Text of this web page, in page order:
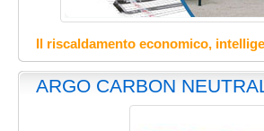
Il riscaldamento economico,
ARGO CARBON